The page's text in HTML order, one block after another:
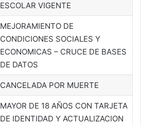
ESCOLAR VIGENTE
MEJORAMIENTO DE
CONDICIONES SOCIALES Y
ECONOMICAS – CRUCE DE BASES
DE DATOS
CANCELADA POR MUERTE
MAYOR DE 18 AÑOS CON TARJETA
DE IDENTIDAD Y ACTUALIZACION